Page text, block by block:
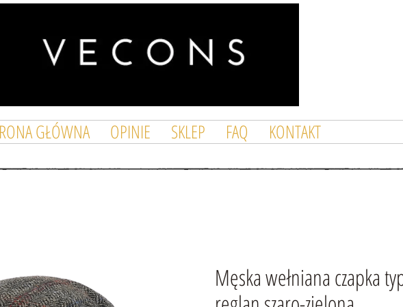
GŁÓWNA OPINIE SKLEP FAQ KONTAKT
Męska wełniana czapka